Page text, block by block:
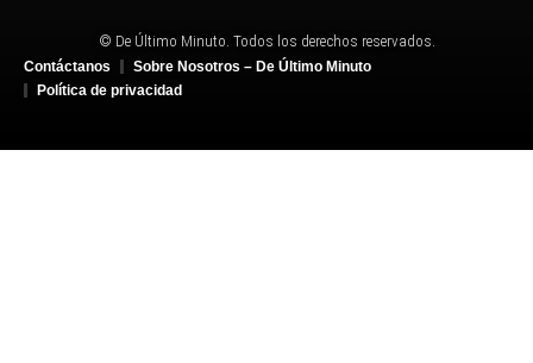
© De Último Minuto. Todos los derechos reservados.
Contáctanos
Sobre Nosotros – De Último Minuto
Política de privacidad